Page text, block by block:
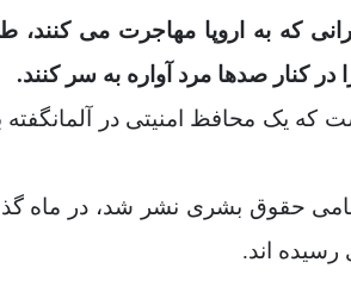
که به اروپا مهاجرت می
صدها مرد آواره به سر کنند.
که یک محافظ امنیتی در آلمانگفته
رسیده اند.